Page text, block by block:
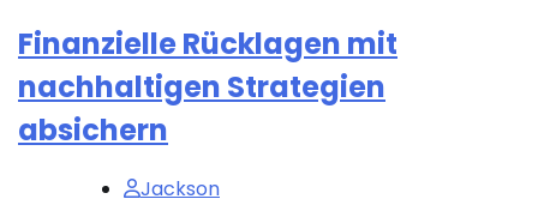
Finanzielle Rücklagen mit
nachhaltigen Strategien
absichern
Jackson